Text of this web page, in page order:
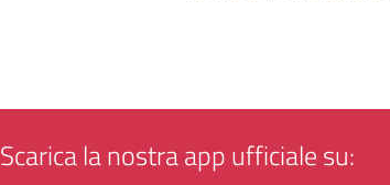
Scarica la nostra app ufficiale su: